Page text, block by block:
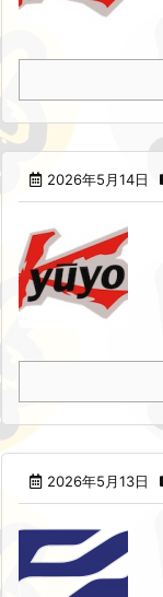
2026年5月14日
2026年5月13日